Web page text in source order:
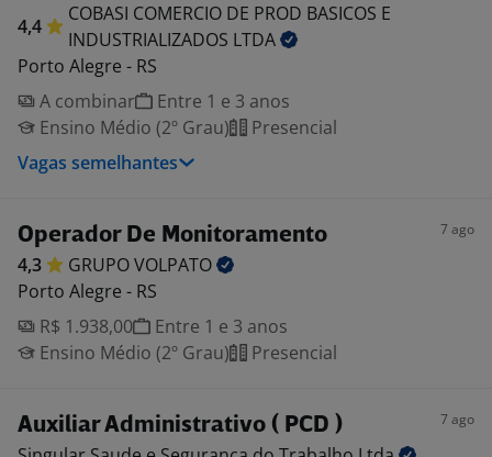
4,4
COBASI COMERCIO DE PROD BASICOS E
INDUSTRIALIZADOS LTDA
Porto Alegre - RS
A combinar
Entre 1 e 3 anos
Ensino Médio (2º Grau)
Presencial
Vagas semelhantes
Operador De Monitoramento 7 ago
4,3 GRUPOVOLPATO
Porto Alegre - RS
R$ 1.938,00
Entre 1 e 3 anos
Ensino Médio (2º Grau)
Presencial
Auxiliar Administrativo ( PCD ) 7 ago